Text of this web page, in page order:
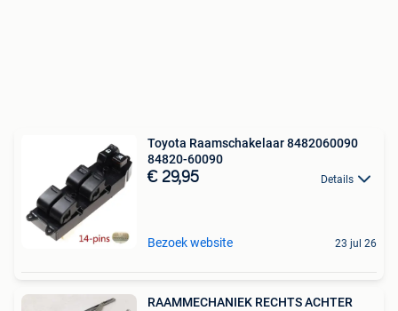
Toyota Raamschakelaar 8482060090
84820-60090
€ 29,95 Details
Bezoek website 23 jul 26
RAAMMECHANIEK RECHTS ACHTER